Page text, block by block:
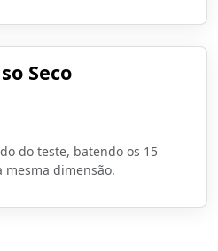
Seco
do teste, batendo os 15
mesma dimensão.